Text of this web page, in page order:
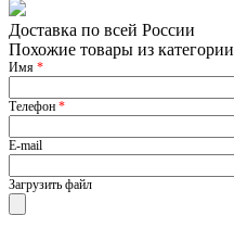
Доставка по всей России
Похожие товары из категории
Имя *
Телефон *
E-mail
Загрузить файл